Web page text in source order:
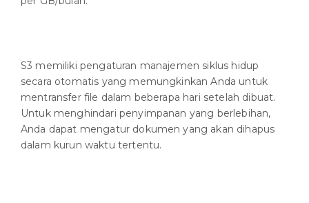
S3 memiliki pengaturan manajemen siklus hidup
secara otomatis yang memungkinkan Anda untuk
mentransfer file dalam beberapa hari setelah dibuat.
Untuk menghindari penyimpanan yang berlebihan,
Anda dapat mengatur dokumen yang akan dihapus
dalam kurun waktu tertentu.